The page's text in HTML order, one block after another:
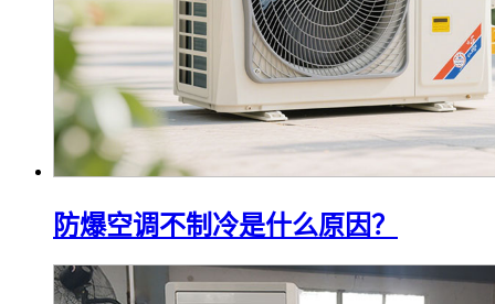
防爆空调不制冷是什么原因？